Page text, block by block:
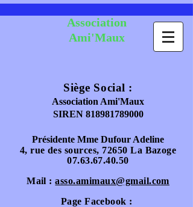
Association
Ami'Maux
Siège Social :
Association Ami'Maux
SIREN 818981789000
Présidente Mme Dufour Adeline
4, rue des sources, 72650 La Bazoge
07.63.67.40.50
Mail :asso.amimaux@gmail.com
Page Facebook :